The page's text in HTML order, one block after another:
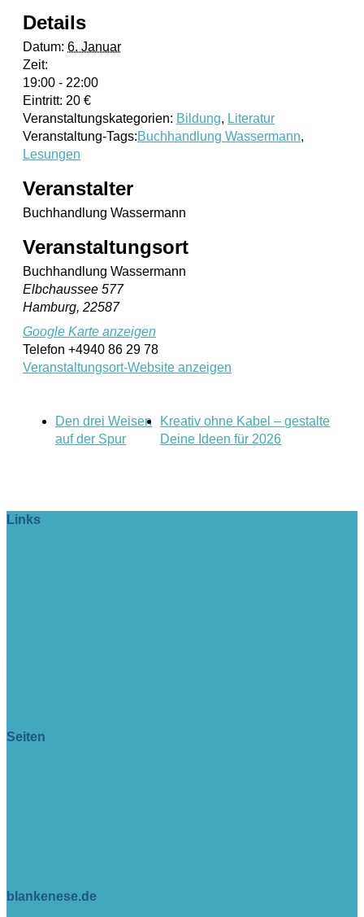
Details
Datum: 6. Januar
Zeit:
19:00 - 22:00
Eintritt: 20 €
Veranstaltungskategorien: Bildung, Literatur
Veranstaltung-Tags:Buchhandlung Wassermann,
Lesungen
Veranstaltungsort
Buchhandlung Wassermann
Elbchaussee 577
Hamburg, 22587
Google Karte anzeigen
Telefon +4940 86 29 78
Veranstaltungsort-Website anzeigen
Veranstalter
Buchhandlung Wassermann
Den drei Weisen
auf der Spur
Kreativ ohne Kabel – gestalte
Deine Ideen für 2026
Links
Seiten
blankenese.de